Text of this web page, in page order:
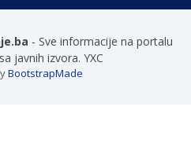
- Sve informacije na portalu
javnih izvora. YXC
BootstrapMade